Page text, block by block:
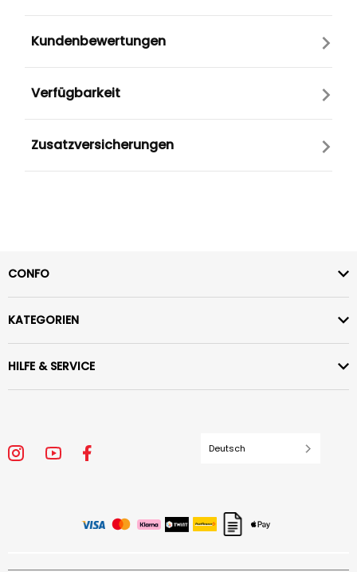
Kundenbewertungen
Verfügbarkeit
Zusatzversicherungen
CONFO
KATEGORIEN
HILFE & SERVICE
Deutsch